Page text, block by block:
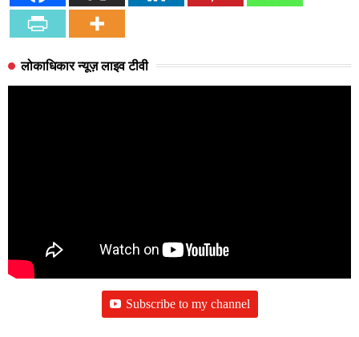
लोकाधिकार न्यूज़ लाइव टीवी
Subscribe to my channel